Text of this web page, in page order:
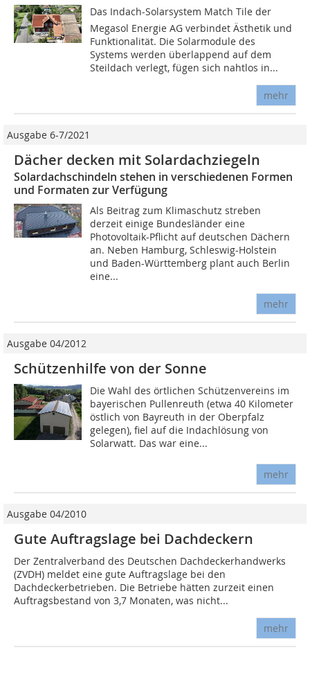
Das Indach-Solarsystem Match Tile der
Megasol Energie AG verbindet Ästhetik und
Funktionalität. Die Solarmodule des
Systems werden überlappend auf dem
Steildach verlegt, fügen sich nahtlos in...
mehr
Ausgabe 6-7/2021
Dächer decken mit Solardachziegeln
Solardachschindeln stehen in verschiedenen Formen
und Formaten zur Verfügung
Als Beitrag zum Klimaschutz streben
derzeit einige Bundesländer eine
Photovoltaik-Pflicht auf deutschen Dächern
an. Neben Hamburg, Schleswig-Holstein
und Baden-Württemberg plant auch Berlin
eine...
mehr
Ausgabe 04/2012
Schützenhilfe von der Sonne
Die Wahl des örtlichen Schützenvereins im
bayerischen Pullenreuth (etwa 40 Kilometer
östlich von Bayreuth in der Oberpfalz
gelegen), fiel auf die Indachlösung von
Solarwatt. Das war eine...
mehr
Ausgabe 04/2010
Gute Auftragslage bei Dachdeckern
Der Zentralverband des Deutschen Dachdeckerhandwerks
(ZVDH) meldet eine gute Auftragslage bei den
Dachdeckerbetrieben. Die Betriebe hätten zurzeit einen
Auftragsbestand von 3,7 Monaten, was nicht...
mehr